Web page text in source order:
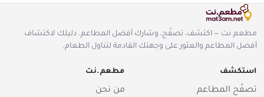
مطعم.نت — اكتشف، تصفّح، وشارك أفضل المطاعم. دليلك لاكتشاف
أفضل المطاعم والعثور على وجهتك القادمة لتناول الطعام.
استكشف
تصفّح المطاعم
مطعم.نت
من نحن